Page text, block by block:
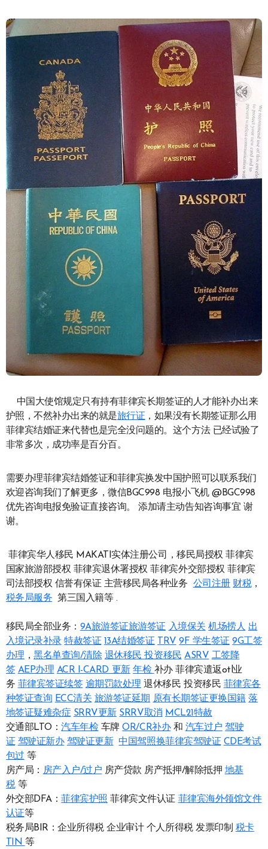
中国大使馆规定只有持有菲律宾长期签证的人才能补办出来
护照，不然补办出来的就是旅行证，如果没有长期签证那么用
菲律宾结婚证来代替也是完全没问题的。这个方法 已经试验了
非常多次，成功率是百分百。
需要办理菲律宾结婚签证和菲律宾换发中国护照可以联系我们
欢迎咨询我们了解更多，微信BGC998 电报小飞机 @BGC998
优先咨询电报免验证直接咨询。 添加请主动告知咨询事宜 谢
谢。
菲律宾华人移民 MAKATI实体注册公司，移民局授权 菲律宾
国家旅游部授权 菲律宾退休署授权 菲律宾外交部授权 菲律宾
司法部授权 信誉有保证 主营移民局各种业务 公司注册 财税，
税务局服务 第三国入籍等 .
移民局全部业务： 9A旅游签证旅游签证 入境保关 机场捞人 出
入境记录补录 特赦签证 13A结婚签证 TRV 9F 学生签证 9G工签
办理，黑名单查询/清除 退休移民投资移民 ASRV 工签降
签 AEP办理 ACR I-CARD 更新 年检 补办 菲律宾遣返otl业
务 菲律宾签证续签 逾期罚款处理退休移民 投资移民 菲律宾各
种签证查询 ECC清关 旅游签证延期 原有长期签证更换国籍 落
地签证疑难杂症 SRRV更新 SRRV取消 MCL21特赦
交通部LTO：汽车年检车牌OR/CR补办和 汽车过户 驾驶
证 驾驶证新办 驾驶证更新 中国驾照换菲律宾驾驶证 CDE考试
包过 等
房产局： 房产入户/过户 房产贷款 房产抵押/解除抵押 地基
税等
外交部DFA：菲律宾护照 菲律宾文件认证 菲律宾海外领馆文件
认证等
税务局BIR：企业所得税 企业审计 个人所得税 发票印制 税卡
TIN 等